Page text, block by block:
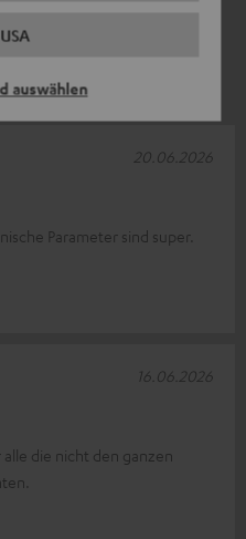
USA
auswählen
Parameter sind super.
20.06.2026
alle die nicht den ganzen
16.06.2026